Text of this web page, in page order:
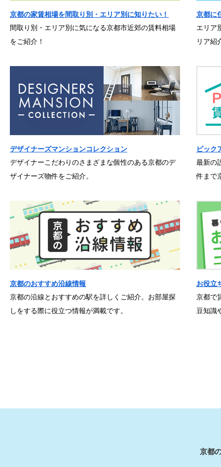
京都の家賃相場を間取り別・エリア別に知りたい！
間取り別・エリア別に気になる京都市近郊の賃料相場
をご紹介！
京都に
エリア
リア紹
デザイナーズマンションコレクション
デザイナーこだわりのさまざまな個性のある京都のデ
ザイナーズ物件をご紹介。
ピック
最新の
件まで
京都のおすすめ沿線情報
京都の沿線とおすすめの駅を詳しくご紹介。お部屋探
しをする際に役立つ情報が満載です。
お役立
京都で
豆知識
京都